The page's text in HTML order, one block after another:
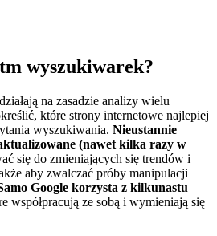
wyszukiwarek?
na zasadzie analizy wielu
które strony internetowe najlepiej
wyszukiwania. Nieustannie
(nawet kilka razy w
się do zmieniających się trendów i
aby zwalczać próby manipulacji
Google korzysta z kilkunastu
współpracują ze sobą i wymieniają się